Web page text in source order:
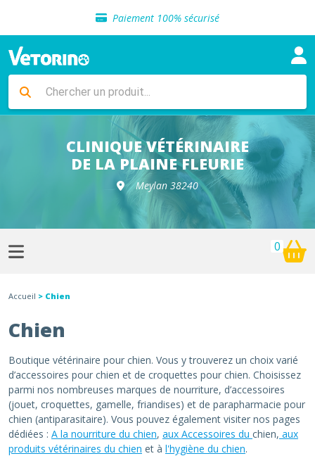
Paiement 100% sécurisé
Livraison gratuite en clinique vétérinaire
Sélection de croquettes vétérinaire
Livraison gratuite en clinique vétérinaire
Retour gratuit en clinique
Sélection de croquettes vétérinaire
CLINIQUE VÉTÉRINAIRE
DE LA PLAINE FLEURIE
Meylan 38240
0
Accueil > Chien
Chien
Boutique vétérinaire pour chien. Vous y trouverez un choix varié
d’accessoires pour chien et de croquettes pour chien. Choisissez
parmi nos nombreuses marques de nourriture, d’accessoires
(jouet, croquettes, gamelle, friandises) et de parapharmacie pour
chien (antiparasitaire). Vous pouvez également visiter nos pages
dédiées : A la nourriture du chien, aux Accessoires du chien, aux
produits vétérinaires du chien et à l'hygiène du chien.